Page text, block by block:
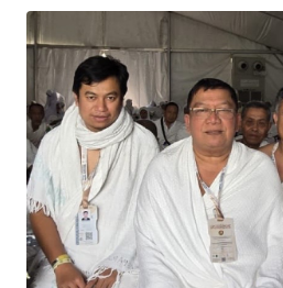
EKUIN
SAINS-TEKNO
KESEHATAN
INTERNASIONAL
SERBA-SERBI